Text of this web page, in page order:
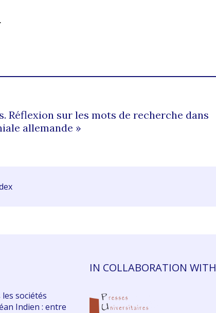
Réflexion sur les mots de recherche dans
allemande »
sociétés
Indien : entre
IN COLLABORATION WITH